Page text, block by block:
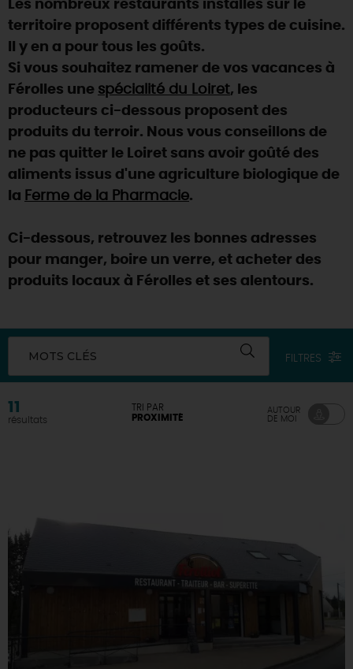
TOUTES LES ACTIVITÉS
Visitesgourmandeset créatives
Vins et vignobles
Chic, une aire de pique-nique
Par ici lesguinguettes
Que rapporter du Loiret ?
La Route des Métiers d'Art
TOUT L'ART DE VIVRE
Des vacances auprès des animaux 🐎
(re)Découvrir les coulisses de la Faïencerie de
Gien !
Expérimenterles parcours Baludik
Une saison de festivals 🎉
Rendez-vous de la nature en 2026
Des sorties en famille dans le Loiret !
2026
Où sortir ?
AUJOURD'HUI
DEMAIN
TOUT L'AGENDA
SE REPÉRER,SE DÉPLACER
INFOS &SERVICES
RÉSERVER MAINTENANT
Les nombreux restaurants installés sur le
territoire proposent différents types de cuisine.
Il y en a pour tous les goûts.
Si vous souhaitez ramener de vos vacances à
Férolles une spécialité du Loiret, les
producteurs ci-dessous proposent des
produits du terroir. Nous vous conseillons de
ne pas quitter le Loiret sans avoir goûté des
aliments issus d'une agriculture biologique de
la Ferme de la Pharmacie.
Ci-dessous, retrouvez les bonnes adresses
pour manger, boire un verre, et acheter des
produits locaux à Férolles et ses alentours.
MOTS CLÉS FILTRES
11
résultats
TRI PAR
PROXIMITÉ
AUTOUR
DE MOI